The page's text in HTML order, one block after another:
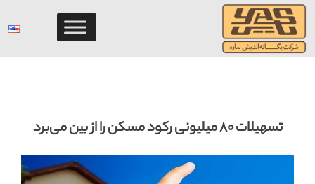
Skip
content
تسهیلات ۸۰ میلیونی رکود مسکن را از بین می‌برد